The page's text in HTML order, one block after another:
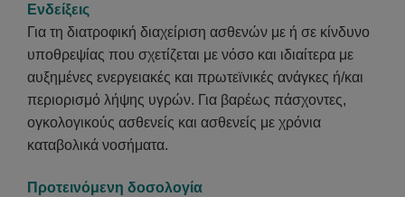
Ενδείξεις
Για τη διατροφική διαχείριση ασθενών με ή σε κίνδυνο
υποθρεψίας που σχετίζεται με νόσο και ιδιαίτερα με
αυξημένες ενεργειακές και πρωτεϊνικές ανάγκες ή/και
περιορισμό λήψης υγρών. Για βαρέως πάσχοντες,
ογκολογικούς ασθενείς και ασθενείς με χρόνια
καταβολικά νοσήματα.
Προτεινόμενη δοσολογία